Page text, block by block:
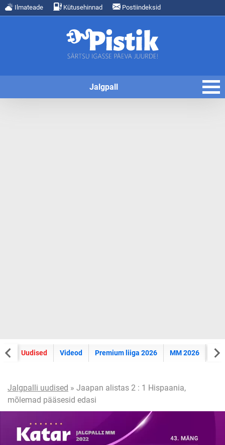
Ilmateade Kütusehinnad Postiindeksid
Jalgpall
Uudised Videod Premium liiga 2026 MM 2026
Jalgpalli uudised » Jaapan alistas 2 : 1 Hispaania,
mõlemad pääsesid edasi